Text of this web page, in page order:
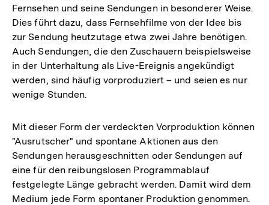
Fernsehen und seine Sendungen in besonderer Weise.
Dies führt dazu, dass Fernsehfilme von der Idee bis
zur Sendung heutzutage etwa zwei Jahre benötigen.
Auch Sendungen, die den Zuschauern beispielsweise
in der Unterhaltung als Live-Ereignis angekündigt
werden, sind häufig vorproduziert – und seien es nur
wenige Stunden.
Mit dieser Form der verdeckten Vorproduktion können
"Ausrutscher" und spontane Aktionen aus den
Sendungen herausgeschnitten oder Sendungen auf
eine für den reibungslosen Programmablauf
festgelegte Länge gebracht werden. Damit wird dem
Medium jede Form spontaner Produktion genommen.